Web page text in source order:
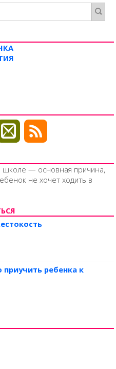
школе — основная причина,
не хочет ходить в
ребенка к